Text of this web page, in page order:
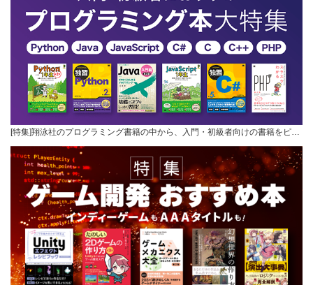
[特集]翔泳社のプログラミング書籍の中から、入門・初級者向けの書籍をピ…